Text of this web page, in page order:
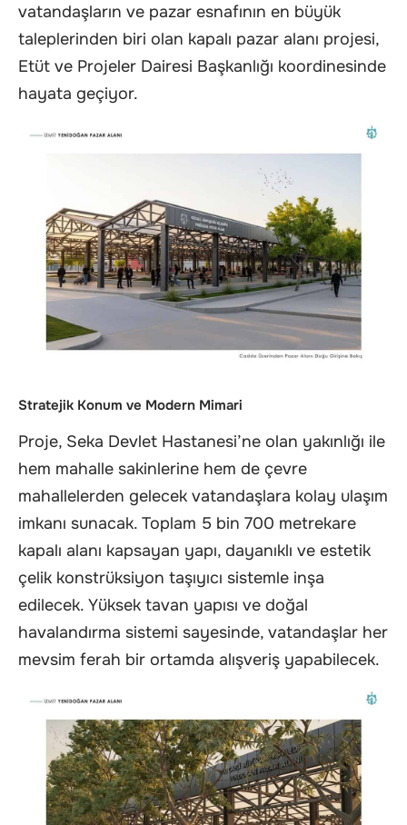
vatandaşların ve pazar esnafının en büyük
taleplerinden biri olan kapalı pazar alanı projesi,
Etüt ve Projeler Dairesi Başkanlığı koordinesinde
hayata geçiyor.
Stratejik Konum ve Modern Mimari
Proje, Seka Devlet Hastanesi’ne olan yakınlığı ile
hem mahalle sakinlerine hem de çevre
mahallelerden gelecek vatandaşlara kolay ulaşım
imkanı sunacak. Toplam 5 bin 700 metrekare
kapalı alanı kapsayan yapı, dayanıklı ve estetik
çelik konstrüksiyon taşıyıcı sistemle inşa
edilecek. Yüksek tavan yapısı ve doğal
havalandırma sistemi sayesinde, vatandaşlar her
mevsim ferah bir ortamda alışveriş yapabilecek.